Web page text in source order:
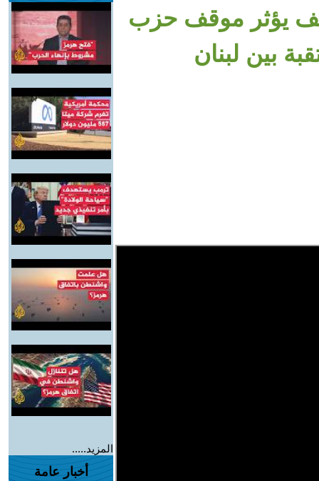
يؤثر موقف حزب
بين لبنان
المزيد.....
أخبار عامة